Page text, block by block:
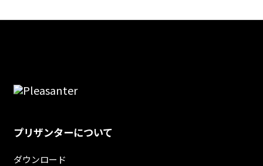
プリザンターについて
ダウンロード